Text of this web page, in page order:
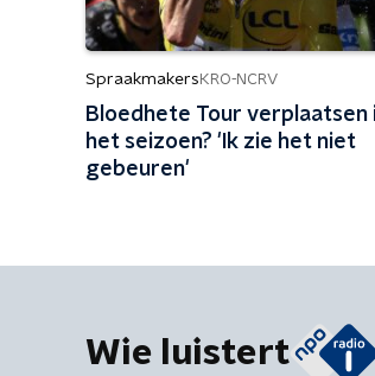
Spraakmakers KRO-NCRV
Bloedhete Tour verplaatsen
het seizoen? 'Ik zie het niet
gebeuren'
Wie luistert